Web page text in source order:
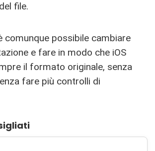
file.
comunque possibile cambiare
e fare in modo che iOS
il formato originale, senza
fare più controlli di